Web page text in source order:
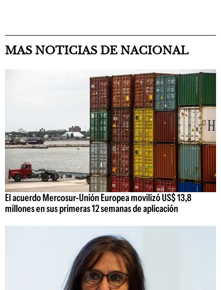
MAS NOTICIAS DE NACIONAL
El acuerdo Mercosur-Unión Europea movilizó US$ 13,8
millones en sus primeras 12 semanas de aplicación